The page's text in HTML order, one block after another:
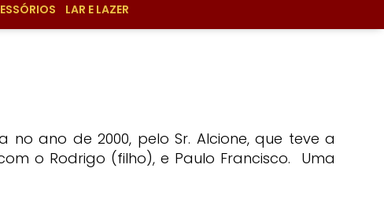
LAR E LAZER
ano de 2000, pelo Sr. Alcione, que teve a
o Rodrigo (filho), e Paulo Francisco. Uma